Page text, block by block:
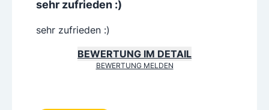
sehr zufrieden :)
sehr zufrieden :)
BEWERTUNG IM DETAIL
BEWERTUNG MELDEN